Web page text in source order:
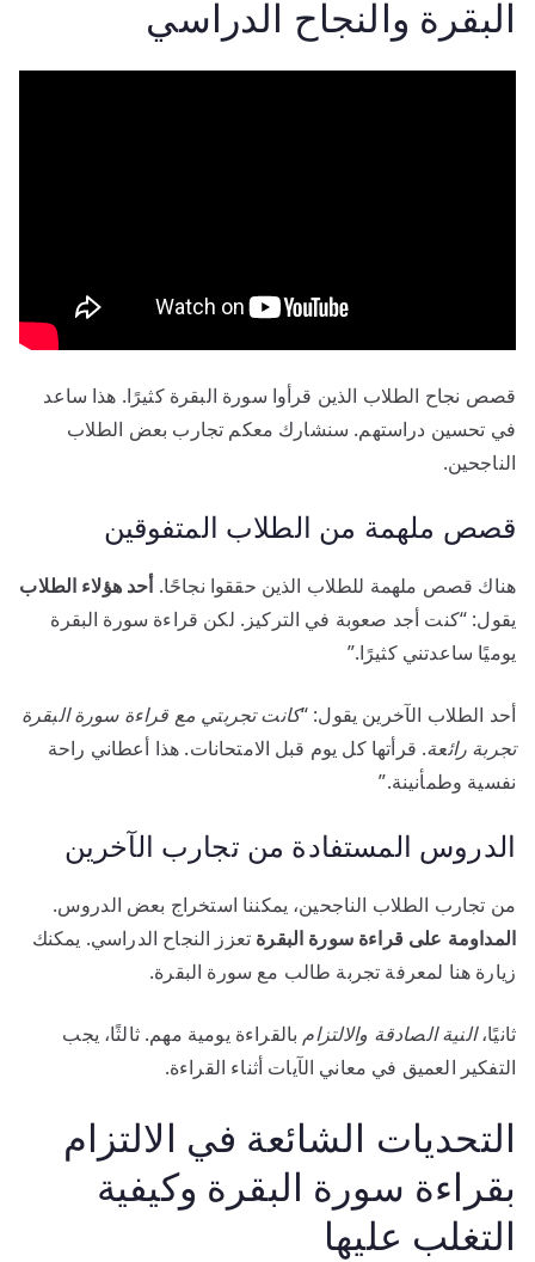
البقرة والنجاح الدراسي
قصص نجاح الطلاب الذين قرأوا سورة البقرة كثيرًا. هذا ساعد
في تحسين دراستهم. سنشارك معكم تجارب بعض الطلاب
الناجحين.
قصص ملهمة من الطلاب المتفوقين
هناك قصص ملهمة للطلاب الذين حققوا نجاحًا.أحد هؤلاء الطلاب
يقول: “كنت أجد صعوبة في التركيز. لكن قراءة سورة البقرة
يوميًا ساعدتني كثيرًا.”
أحد الطلاب الآخرين يقول: “كانت تجربتي مع قراءة سورة البقرة
تجربة رائعة. قرأتها كل يوم قبل الامتحانات. هذا أعطاني راحة
نفسية وطمأنينة.”
الدروس المستفادة من تجارب الآخرين
من تجارب الطلاب الناجحين، يمكننا استخراج بعض الدروس.
المداومة على قراءة سورة البقرة تعزز النجاح الدراسي. يمكنك
زيارة هنا لمعرفة تجربة طالب مع سورة البقرة.
ثانيًا،النية الصادقة والالتزام بالقراءة يومية مهم. ثالثًا، يجب
التفكير العميق في معاني الآيات أثناء القراءة.
التحديات الشائعة في الالتزام
بقراءة سورة البقرة وكيفية
التغلب عليها